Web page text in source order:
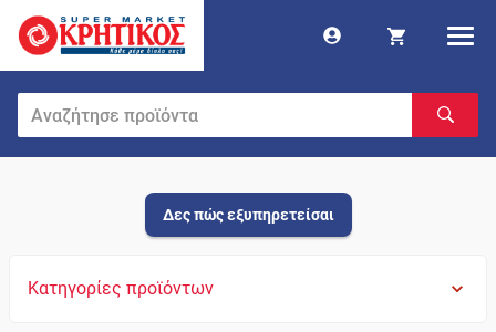
Δες πώς εξυπηρετείσαι
Κατηγορίες προϊόντων